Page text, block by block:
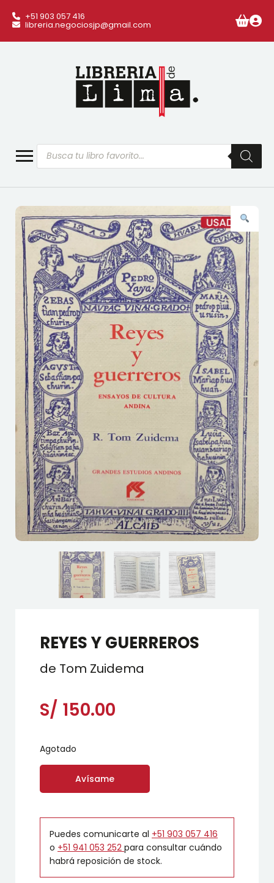
+51 903 057 416
libreria.negociosjp@gmail.com
Búsqueda
de
productos
REYES Y GUERREROS
de Tom Zuidema
S/ 150.00
Agotado
Avísame
Puedes comunicarte al +51 903 057 416
o +51 941 053 252 para consultar cuándo
habrá reposición de stock.